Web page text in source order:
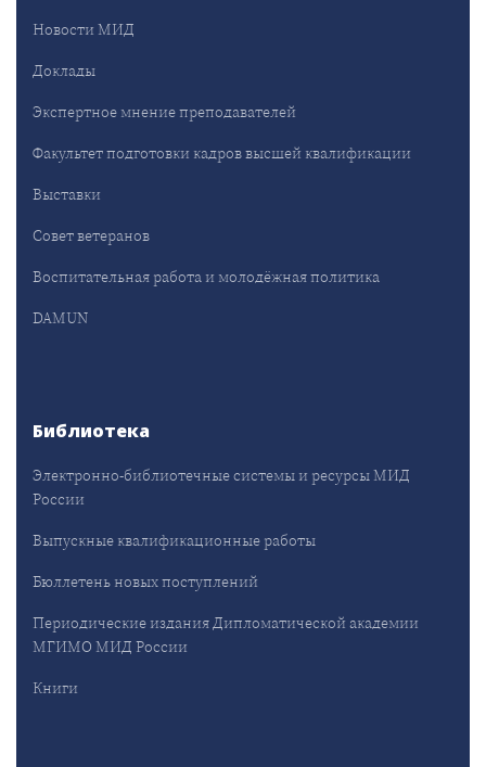
Новости МИД
Доклады
Экспертное мнение преподавателей
Факультет подготовки кадров высшей квалификации
Выставки
Совет ветеранов
Воспитательная работа и молодёжная политика
DAMUN
Библиотека
Электронно-библиотечные системы и ресурсы МИД
России
Выпускные квалификационные работы
Бюллетень новых поступлений
Периодические издания Дипломатической академии
МГИМО МИД России
Книги